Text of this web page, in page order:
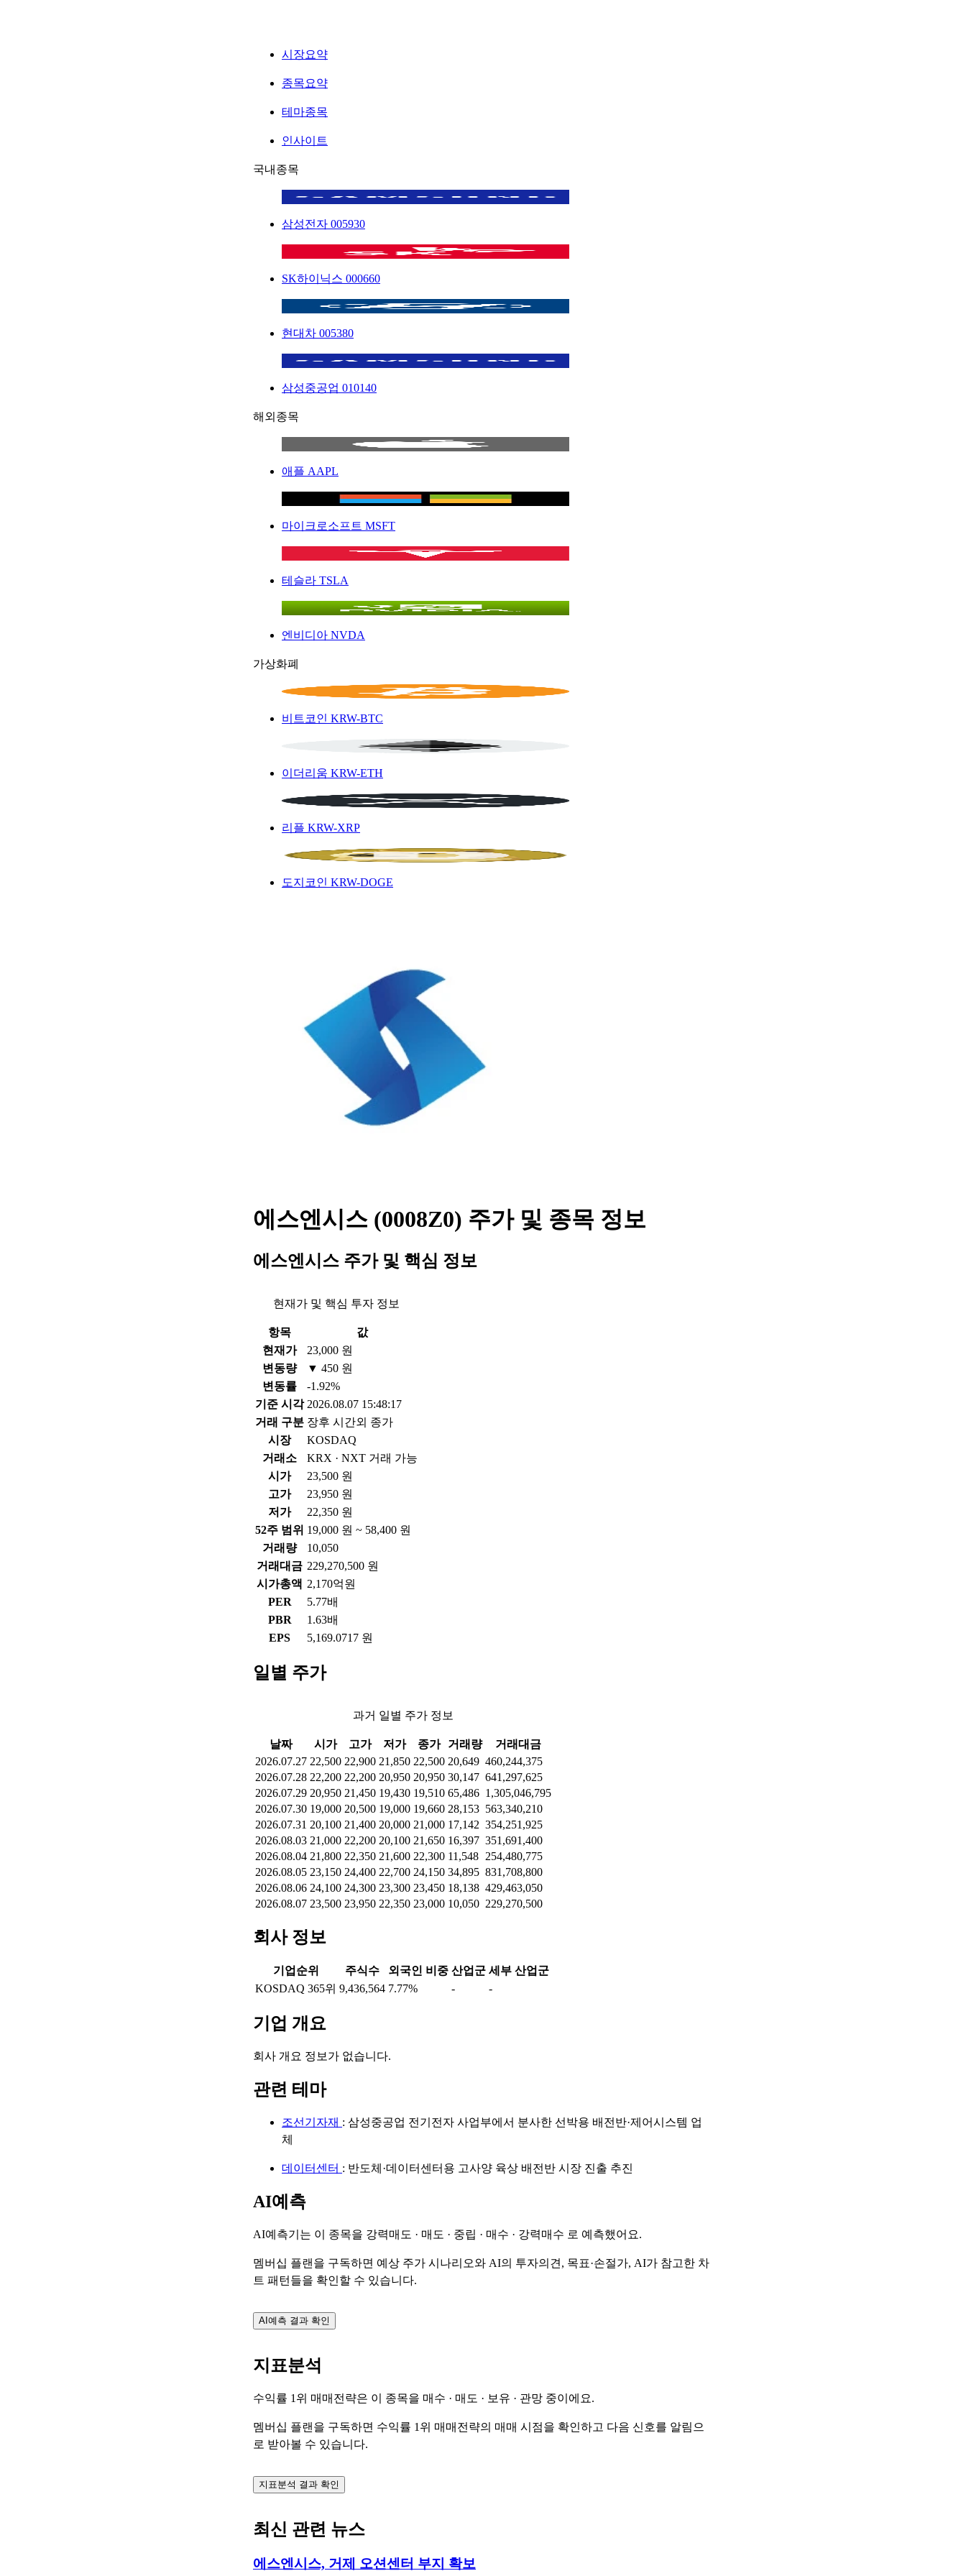
시장요약
종목요약
테마종목
인사이트
국내종목
삼성전자 005930
SK하이닉스 000660
현대차 005380
삼성중공업 010140
해외종목
애플 AAPL
마이크로소프트 MSFT
테슬라 TSLA
엔비디아 NVDA
가상화폐
비트코인 KRW-BTC
이더리움 KRW-ETH
리플 KRW-XRP
도지코인 KRW-DOGE
에스엔시스 (0008Z0) 주가 및 종목 정보
에스엔시스 주가 및 핵심 정보
현재가 및 핵심 투자 정보
항목
값
현재가
23,000 원
변동량
▼ 450 원
변동률
-1.92%
기준 시각 2026.08.07 15:48:17
거래 구분 장후 시간외 종가
시장
KOSDAQ
거래소
KRX · NXT 거래 가능
시가
23,500 원
고가
23,950 원
저가
22,350 원
52주 범위 19,000 원 ~ 58,400 원
거래량
10,050
거래대금 229,270,500 원
시가총액 2,170억원
PER
5.77배
PBR
1.63배
EPS
5,169.0717 원
일별 주가
과거 일별 주가 정보
날짜 시가 고가 저가 종가 거래량
거래대금
2026.07.27 22,500 22,900 21,850 22,500 20,649 460,244,375
2026.07.28 22,200 22,200 20,950 20,950 30,147 641,297,625
2026.07.29 20,950 21,450 19,430 19,510 65,486 1,305,046,795
2026.07.30 19,000 20,500 19,000 19,660 28,153 563,340,210
2026.07.31 20,100 21,400 20,000 21,000 17,142 354,251,925
2026.08.03 21,000 22,200 20,100 21,650 16,397 351,691,400
2026.08.04 21,800 22,350 21,600 22,300 11,548 254,480,775
2026.08.05 23,150 24,400 22,700 24,150 34,895 831,708,800
2026.08.06 24,100 24,300 23,300 23,450 18,138 429,463,050
2026.08.07 23,500 23,950 22,350 23,000 10,050 229,270,500
회사 정보
기업순위 주식수 외국인 비중 산업군 세부 산업군
KOSDAQ 365위 9,436,564 7.77% - -
기업 개요
회사 개요 정보가 없습니다.
관련 테마
조선기자재 : 삼성중공업 전기전자 사업부에서 분사한 선박용 배전반·제어시스템 업
체
데이터센터 : 반도체·데이터센터용 고사양 육상 배전반 시장 진출 추진
AI예측
AI예측기는 이 종목을 강력매도 · 매도 · 중립 · 매수 · 강력매수 로 예측했어요.
멤버십 플랜을 구독하면 예상 주가 시나리오와 AI의 투자의견, 목표·손절가, AI가 참고한 차
트 패턴들을 확인할 수 있습니다.
AI예측 결과 확인
지표분석
수익률 1위 매매전략은 이 종목을 매수 · 매도 · 보유 · 관망 중이에요.
멤버십 플랜을 구독하면 수익률 1위 매매전략의 매매 시점을 확인하고 다음 신호를 알림으
로 받아볼 수 있습니다.
지표분석 결과 확인
최신 관련 뉴스
에스엔시스, 거제 오션센터 부지 확보